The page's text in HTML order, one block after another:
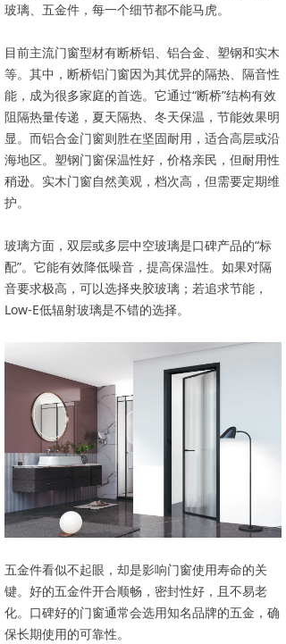
玻璃、五金件，每一个细节都不能马虎。
目前主流门窗型材有断桥铝、铝合金、塑钢和实木
等。其中，断桥铝门窗因为其优异的隔热、隔音性
能，成为很多家庭的首选。它通过“断桥”结构有效
阻隔热量传递，夏天隔热、冬天保温，节能效果明
显。而铝合金门窗则胜在坚固耐用，适合高层或沿
海地区。塑钢门窗保温性好，价格亲民，但耐用性
稍逊。实木门窗自然美观，档次高，但需要定期维
护。
玻璃方面，双层或多层中空玻璃是口碑产品的“标
配”。它能有效降低噪音，提高保温性。如果对隔
音要求极高，可以选择夹胶玻璃；若追求节能，
Low-E低辐射玻璃是不错的选择。
五金件看似不起眼，却是影响门窗使用寿命的关
键。好的五金件开合顺畅，密封性好，且不易老
化。口碑好的门窗通常会选用知名品牌的五金，确
保长期使用的可靠性。